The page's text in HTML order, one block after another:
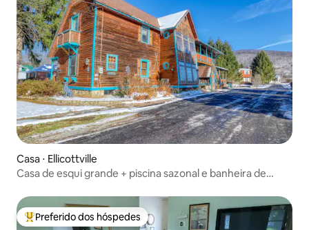
Casa ⋅ Ellicottville
Casa de esqui grande + piscina sazonal e banheira de
Entre os melhores preferidos dos hóspedes
Preferido dos hóspedes